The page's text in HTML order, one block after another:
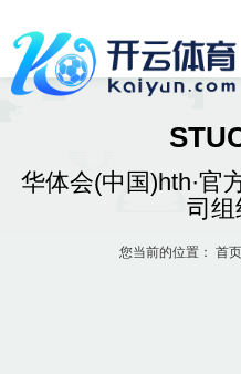
华体会(中国)hth·官
司组
您当前的位置： 首页